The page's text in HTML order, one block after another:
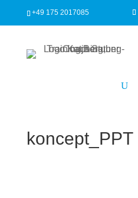
+49 175 2017085
koncept_PPT